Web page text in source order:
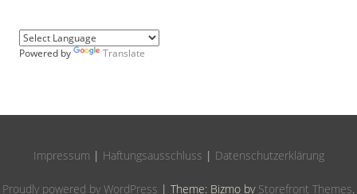
Powered by Translate
Impressum | Haftungsausschluss | Datenschutzerklärung
Proudly powered by WordPress | Theme: Bizmo by Storefront Themes.